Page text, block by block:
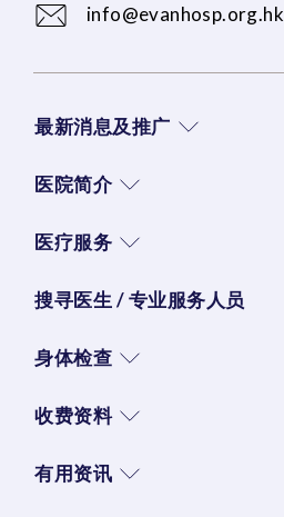
info@evanhosp.org.hk
最新消息及推广
医院简介
医疗服务
搜寻医生 / 专业服务人员
身体检查
收费资料
有用资讯